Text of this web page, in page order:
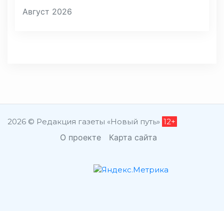
Август 2026
2026 © Редакция газеты «Новый путь» 12+
О проекте Карта сайта